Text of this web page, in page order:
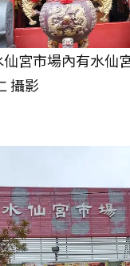
宮市場內有水仙
攝影